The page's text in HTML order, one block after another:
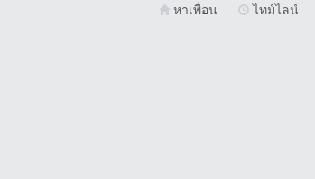
หาเพื่อน ไทม์ไลน์